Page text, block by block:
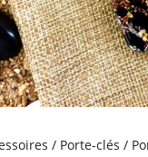
/ Porte-clés /